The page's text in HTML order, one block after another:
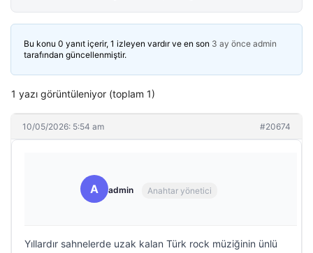
Bu konu 0 yanıt içerir, 1 izleyen vardır ve en son 3 ay önce admin
tarafından güncellenmiştir.
1 yazı görüntüleniyor (toplam 1)
10/05/2026: 5:54 am #20674
A admin Anahtar yönetici
Yıllardır sahnelerde uzak kalan Türk rock müziğinin ünlü